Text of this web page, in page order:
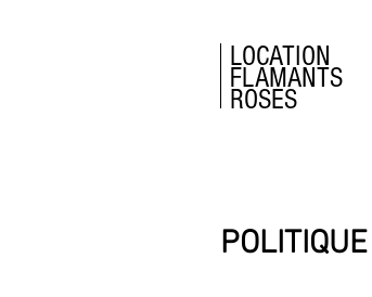
LOCATION
FLAMANTS
ROSES